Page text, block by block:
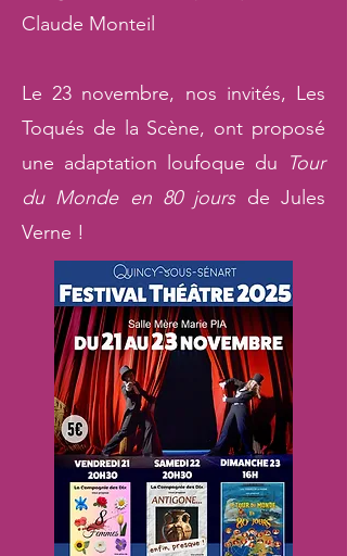
Claude Monteil
Le 23 novembre, nos invités, Les
Toqués de la Scène, ont proposé
une adaptation loufoque du Tour
du Monde en 80 joursde Jules
Verne !